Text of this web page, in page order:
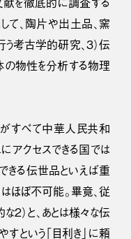
献を徹底的に調査する
て、陶片や出土品、窯
考古学的研究、３）伝
の物性を分析する物理
がすべて中華人民共和
アクセスできる国では
きる伝世品といえば重
ほぼ不可能。畢竟、従
２）と、あとは様々な伝
という「目利き」に頼